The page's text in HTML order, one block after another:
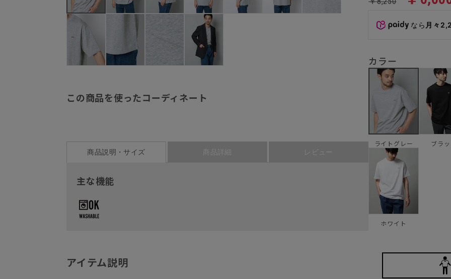
この商品を使ったコーディネート
商品説明・サイズ 商品詳細 レビュー
主な機能
アイテム説明
なら 月々
カラー
ライトグレー ブラッ
ホワイト